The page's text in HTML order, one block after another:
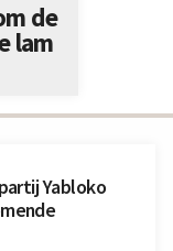
Yabloko
de
lam